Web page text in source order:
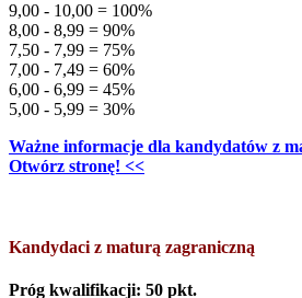
9,00 - 10,00 = 100%
8,00 - 8,99 = 90%
7,50 - 7,99 = 75%
7,00 - 7,49 = 60%
6,00 - 6,99 = 45%
5,00 - 5,99 = 30%
Ważne informacje dla kandydatów z
Otwórz stronę! <<
Kandydaci z maturą zagraniczną
Próg kwalifikacji: 50 pkt.